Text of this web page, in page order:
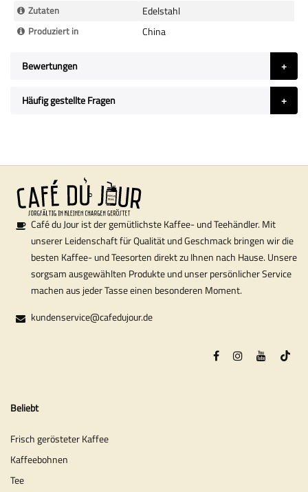
Zutaten Edelstahl
Produziert in China
Bewertungen
Häufig gestellte Fragen
Café du Jour ist der gemütlichste Kaffee- und Teehändler. Mit
unserer Leidenschaft für Qualität und Geschmack bringen wir die
besten Kaffee- und Teesorten direkt zu Ihnen nach Hause. Unsere
sorgsam ausgewählten Produkte und unser persönlicher Service
machen aus jeder Tasse einen besonderen Moment.
kundenservice@cafedujour.de
Beliebt
Frisch gerösteter Kaffee
Kaffeebohnen
Tee